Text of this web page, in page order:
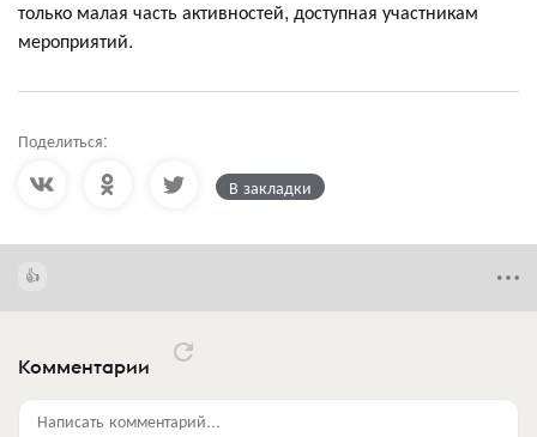
только малая часть активностей, доступная участникам
мероприятий.
Поделиться:
В закладки
Комментарии
Написать комментарий...